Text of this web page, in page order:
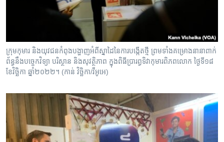
ក្រុម​កុមារ និង​យុវជន​កំពុង​បង្ហាញ​អំពី​ស្នាដៃ​នៃ​ការ​បង្កើត​ថ្មី ព្រម​ទាំង​គម្រោង​នានា​ពាក់
ព័ន្ធ​នឹង​បច្ចេកវិទ្យា បរិស្ថាន និង​សុវត្ថិភាព​ ​ក្នុង​ពិធី​ប្រារព្ធ​ទិវា​កុមារ​ពិភពលោក ថ្ងៃទី​១៨
ខែ​វិច្ឆិកា ឆ្នាំ​២០២២។ (កាន់ វិច្ឆិកា/វីអូអេ)